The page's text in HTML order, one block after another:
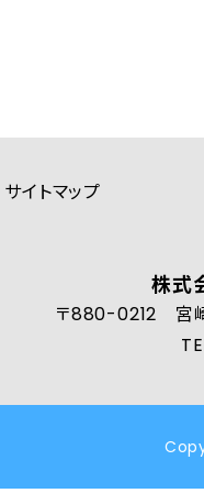
サイトマップ
株式
〒880-0212 宮